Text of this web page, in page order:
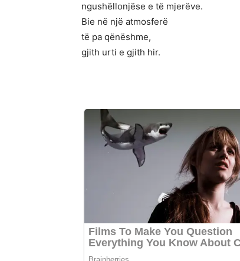
ngushëllonjëse e të mjerëve.
Bie në një atmosferë
të pa qënëshme,
gjith urti e gjith hir.